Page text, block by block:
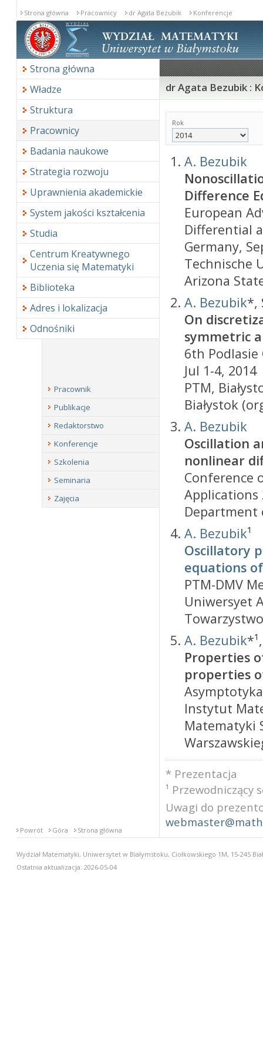
Strona główna Pracownicy dr Agata Bezubik Konferencje
Strona główna
Władze
Struktura
Pracownicy
Badania naukowe
Strategia rozwoju
Uprawnienia akademickie
System jakości kształcenia
Studia
Centrum Kreatywnego
Uczenia się Matematyki
Biblioteka
Adres i lokalizacja
Odnośniki
dr Agata Bezubik :
Rok
A. Bezubik
Difference
European
Differential
Germany,
Technische
Arizona
A. Bezubik*,
On
symmetric
6th Podlasie
Jul 1-4, 2014
PTM,
Białystok
A. Bezubik
Oscillation
nonlinear
Conference
Applications
Department
A. Bezubik¹
Oscillatory
equations
PTM-DMV
Uniwersyet
A. Bezubik
Properties
properties
Instytut
Matematyki
* Prezentacja
¹ Przewodniczący
Uwagi do
Pracownik
Publikacje
Redaktorstwo
Konferencje
Szkolenia
Seminaria
Zajęcia
Powrót Góra Strona główna
Wydział Matematyki, Uniwersytet w Białymstoku, Ciołkowskiego 1M, 15-245
Ostatnia aktualizacja: 2026-05-04